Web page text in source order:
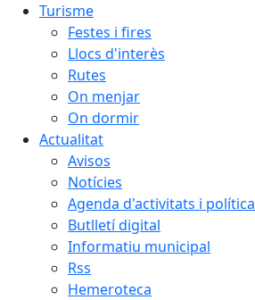
Turisme
Festes i fires
Llocs d'interès
Rutes
On menjar
On dormir
Actualitat
Avisos
Notícies
Agenda d'activitats i política
Butlletí digital
Informatiu municipal
Rss
Hemeroteca